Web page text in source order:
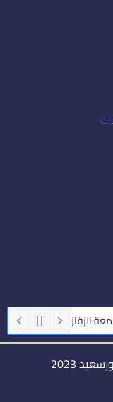
الزقازيق جامعة
2023